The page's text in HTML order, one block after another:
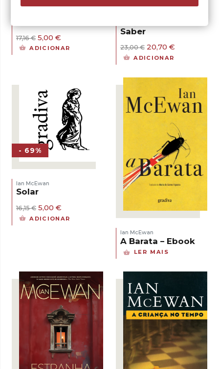
17,16€ O
preço
5,00 €
preço
ADICIONAR
Saber
23,00€ O
preço
23,00 €.
20,70 €O
20,70 €.
ADICIONAR
- 69%
Ian McEwan
Solar
16,15€ O
preço
original
5,00 €
preço
atual
ADICIONAR
Ian McEwan
A Barata – Ebook
LER MAIS